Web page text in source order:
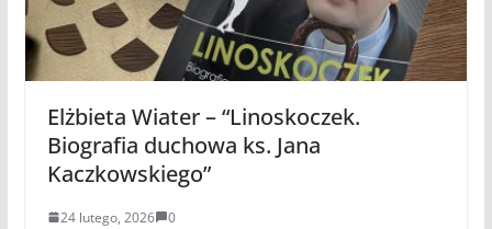
Elżbieta Wiater – “Linoskoczek.
Biografia duchowa ks. Jana
Kaczkowskiego”
24 lutego, 2026 0